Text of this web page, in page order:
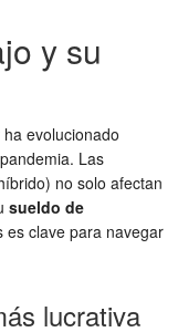
y su
evolucionado
Las
no solo afectan
sueldo de
es clave para navegar
lucrativa